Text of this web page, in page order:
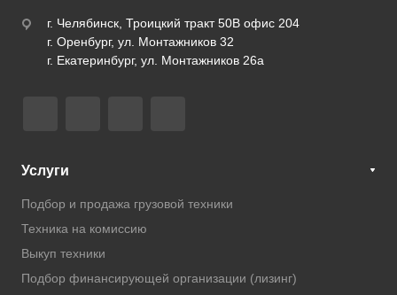
г. Челябинск, Троицкий тракт 50В офис 204
г. Оренбург, ул. Монтажников 32
г. Екатеринбург, ул. Монтажников 26а
Услуги
Подбор и продажа грузовой техники
Техника на комиссию
Выкуп техники
Подбор финансирующей организации (лизинг)